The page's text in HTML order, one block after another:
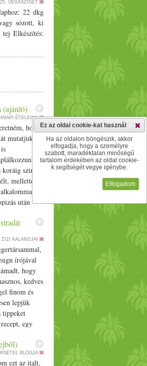
VEGASZIGET
22 dkg
sózott, ki
Elkészítés:
(ajánló)
ÉTELEINK
hogy
mutatjuk) és
szinte
mellette
után
evett
sem
illetve
a
belőlük.
édes
kása (zab,
és
(nem
ZIZI KALANDJAI
írójával
hogy
kedves
finom és
lepjük
tippeket
egy
testradír, ami
BLOGJA
ezt az italt,
Ez az oldal cookie-kat használ
Ha az oldalon böngészik, akkor
elfogadja, hogy a személyre
szabott, maradéktalan minőségű
tartalom érdekében az oldal cookie-
k segítségét vegye igénybe.
Elfogadom